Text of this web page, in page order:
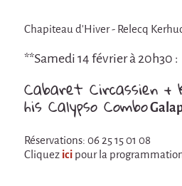
Sans-Culotte
En création
Espèce d'idiot
Il va pleuvoir
Il va pleuvoir
HIKI
Chapiteau d'Hiver - Relecq
**Samedi 14 février à 20h30 :
Cabaret Circassien +
his Calypso Combo
Réservations: 06 25 15 01 08
Cliquez ici pour la